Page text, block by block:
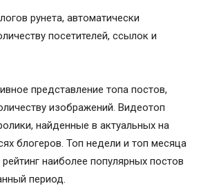
рунета, автоматически
посетителей, ссылок и
представление топа постов,
изображений. Видеотоп
найденные в актуальных на
блогеров. Топ недели и топ месяца
наиболее популярных постов
период.